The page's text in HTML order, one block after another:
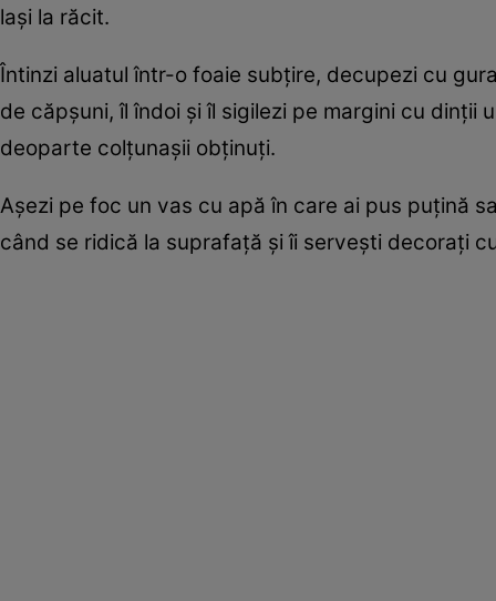
lași la răcit.
Întinzi aluatul într-o foaie subțire, decupezi cu
de căpșuni, îl îndoi și îl sigilezi pe margini cu
deoparte colțunașii obținuți.
Așezi pe foc un vas cu apă în care ai pus puțină
când se ridică la suprafață și îi servești decorați